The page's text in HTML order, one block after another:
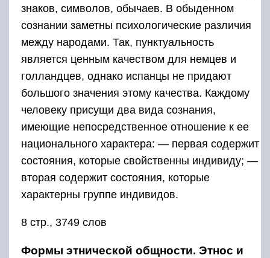
знаков, символов, обычаев. В обыденном
сознании заметны психологические различия
между народами. Так, пунктуальность
является ценным качеством для немцев и
голландцев, однако испанцы не придают
большого значения этому качества. Каждому
человеку присущи два вида сознания,
имеющие непосредственное отношение к ее
национального характера: — первая содержит
состояния, которые свойственны индивиду; —
вторая содержит состояния, которые
характерны группе индивидов.
8 стр., 3749 слов
Формы этнической общности. Этнос и